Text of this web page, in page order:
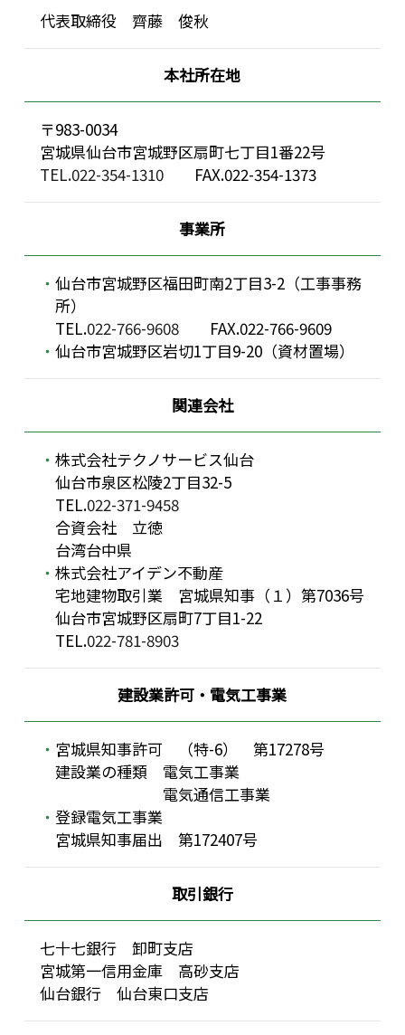
代表取締役 齊藤 俊秋
本社所在地
〒983-0034
宮城県仙台市宮城野区扇町七丁目1番22号
TEL.022-354-1310FAX.022-354-1373
事業所
仙台市宮城野区福田町南2丁目3-2（工事事務
所）
TEL.022-766-9608FAX.022-766-9609
仙台市宮城野区岩切1丁目9-20（資材置場）
関連会社
株式会社テクノサービス仙台
仙台市泉区松陵2丁目32-5
TEL.022-371-9458
合資会社 立徳
台湾台中県
株式会社アイデン不動産
宅地建物取引業 宮城県知事（１）第7036号
仙台市宮城野区扇町7丁目1-22
TEL.022-781-8903
建設業許可・電気工事業
宮城県知事許可 （特-6） 第17278号
建設業の種類 電気工事業
電気通信工事業
登録電気工事業
宮城県知事届出 第172407号
取引銀行
七十七銀行 卸町支店
宮城第一信用金庫 高砂支店
仙台銀行 仙台東口支店